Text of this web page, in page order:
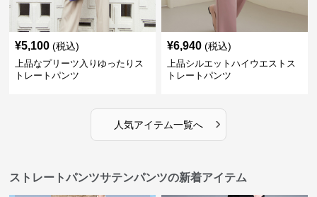
¥5,100 (税込)
上品なプリーツ入りゆったりス
トレートパンツ
¥6,940 (税込)
上品シルエットハイウエストス
トレートパンツ
人気アイテム一覧へ ›
ストレートパンツサテンパンツの新着アイテム